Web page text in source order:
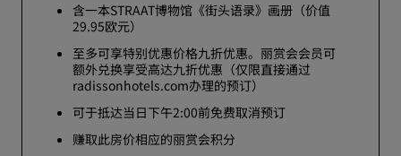
含一本STRAAT博物馆《街头语录》画册（价值
29.95欧元）
至多可享特别优惠价格九折优惠。丽赏会会员可
额外兑换享受高达九折优惠（仅限直接通过
radissonhotels.com办理的预订）
可于抵达当日下午2:00前免费取消预订
赚取此房价相应的丽赏会积分